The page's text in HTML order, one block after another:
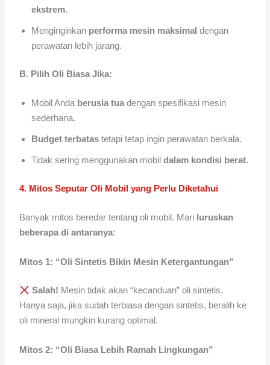
ekstrem.
Menginginkan performa mesin maksimal dengan
perawatan lebih jarang.
B. Pilih Oli Biasa Jika:
Mobil Anda berusia tua dengan spesifikasi mesin
sederhana.
Budget terbatas tetapi tetap ingin perawatan berkala.
Tidak sering menggunakan mobildalam kondisi berat.
4. Mitos Seputar Oli Mobil yang Perlu Diketahui
Banyak mitos beredar tentang oli mobil. Mari luruskan
beberapa di antaranya:
Mitos 1: “Oli Sintetis Bikin Mesin Ketergantungan”
Salah! Mesin tidak akan “kecanduan” oli sintetis.
Hanya saja, jika sudah terbiasa dengan sintetis, beralih ke
oli mineral mungkin kurang optimal.
Mitos 2: “Oli Biasa Lebih Ramah Lingkungan”